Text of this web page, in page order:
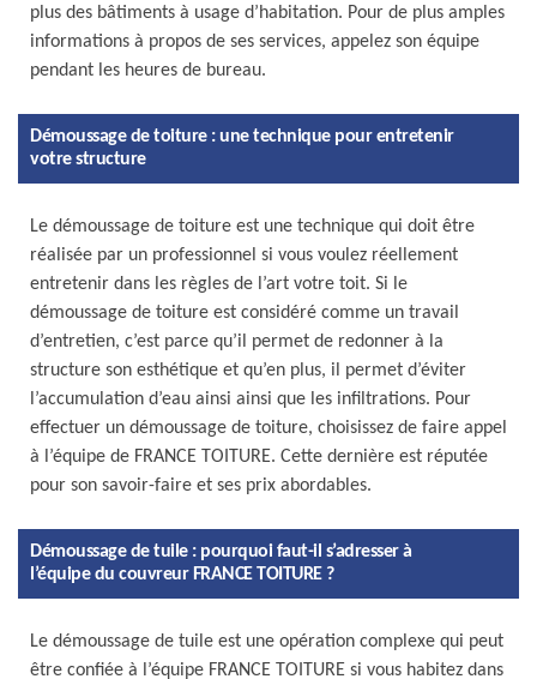
plus des bâtiments à usage d’habitation. Pour de plus amples
informations à propos de ses services, appelez son équipe
pendant les heures de bureau.
Démoussage de toiture : une technique pour entretenir
votre structure
Le démoussage de toiture est une technique qui doit être
réalisée par un professionnel si vous voulez réellement
entretenir dans les règles de l’art votre toit. Si le
démoussage de toiture est considéré comme un travail
d’entretien, c’est parce qu’il permet de redonner à la
structure son esthétique et qu’en plus, il permet d’éviter
l’accumulation d’eau ainsi ainsi que les infiltrations. Pour
effectuer un démoussage de toiture, choisissez de faire appel
à l’équipe de FRANCE TOITURE. Cette dernière est réputée
pour son savoir-faire et ses prix abordables.
Démoussage de tuile : pourquoi faut-il s’adresser à
l’équipe du couvreur FRANCE TOITURE ?
Le démoussage de tuile est une opération complexe qui peut
être confiée à l’équipe FRANCE TOITURE si vous habitez dans